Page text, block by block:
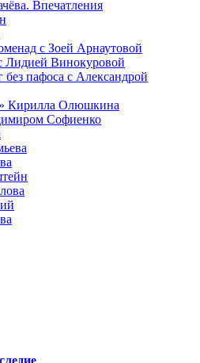
Впечатления
с Зоей Арнаутовой
Лидией Винокуровой
без пафоса с Александрой
Кирилла Олюшкина
Софиенко